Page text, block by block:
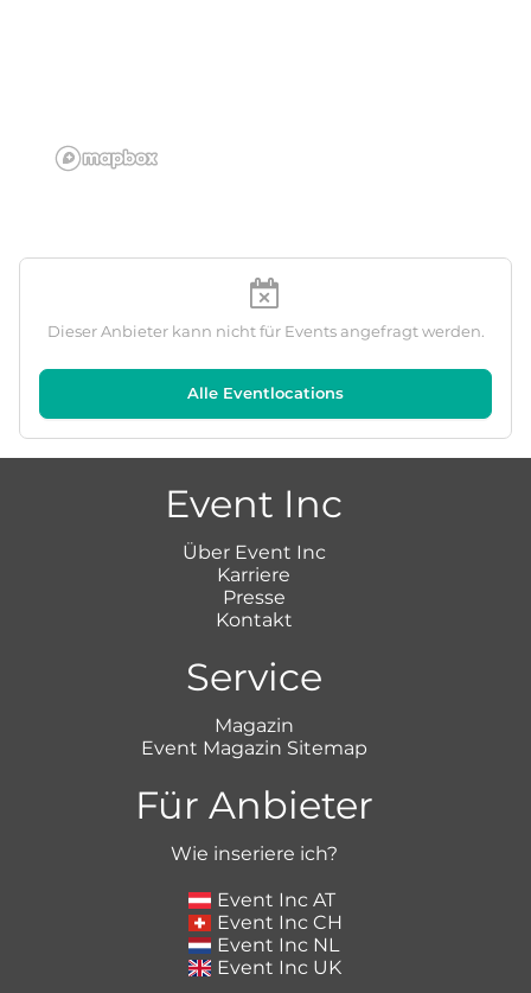
Dieser Anbieter kann nicht für Events angefragt werden.
Alle Eventlocations
Event Inc
Über Event Inc
Karriere
Presse
Kontakt
Service
Magazin
Event Magazin Sitemap
Für Anbieter
Wie inseriere ich?
Event Inc AT
Event Inc CH
Event Inc NL
Event Inc UK